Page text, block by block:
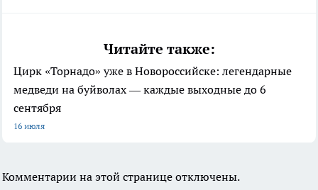
Читайте также:
Цирк «Торнадо» уже в Новороссийске: легендарные
медведи на буйволах — каждые выходные до 6
сентября
16 июля
Комментарии на этой странице отключены.